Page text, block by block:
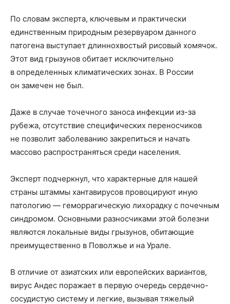
По словам эксперта, ключевым и практически
единственным природным резервуаром данного
патогена выступает длиннохвостый рисовый хомячок.
Этот вид грызунов обитает исключительно
в определенных климатических зонах. В России
он замечен не был.
Даже в случае точечного заноса инфекции из-за
рубежа, отсутствие специфических переносчиков
не позволит заболеванию закрепиться и начать
массово распространяться среди населения.
Эксперт подчеркнул, что характерные для нашей
страны штаммы хантавирусов провоцируют иную
патологию — геморрагическую лихорадку с почечным
синдромом. Основными разносчиками этой болезни
являются локальные виды грызунов, обитающие
преимущественно в Поволжье и на Урале.
В отличие от азиатских или европейских вариантов,
вирус Андес поражает в первую очередь сердечно-
сосудистую систему и легкие, вызывая тяжелый